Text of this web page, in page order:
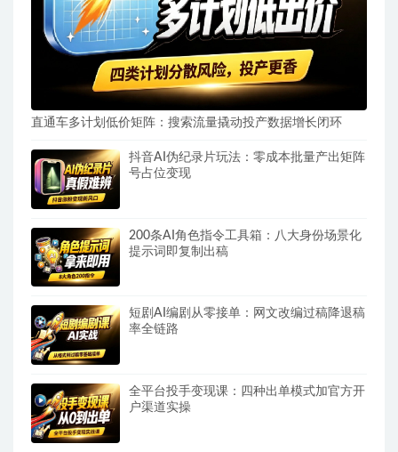
直通车多计划低价矩阵：搜索流量撬动投产数据增长闭环
抖音AI伪纪录片玩法：零成本批量产出矩阵
号占位变现
200条AI角色指令工具箱：八大身份场景化
提示词即复制出稿
短剧AI编剧从零接单：网文改编过稿降退稿
率全链路
全平台投手变现课：四种出单模式加官方开
户渠道实操